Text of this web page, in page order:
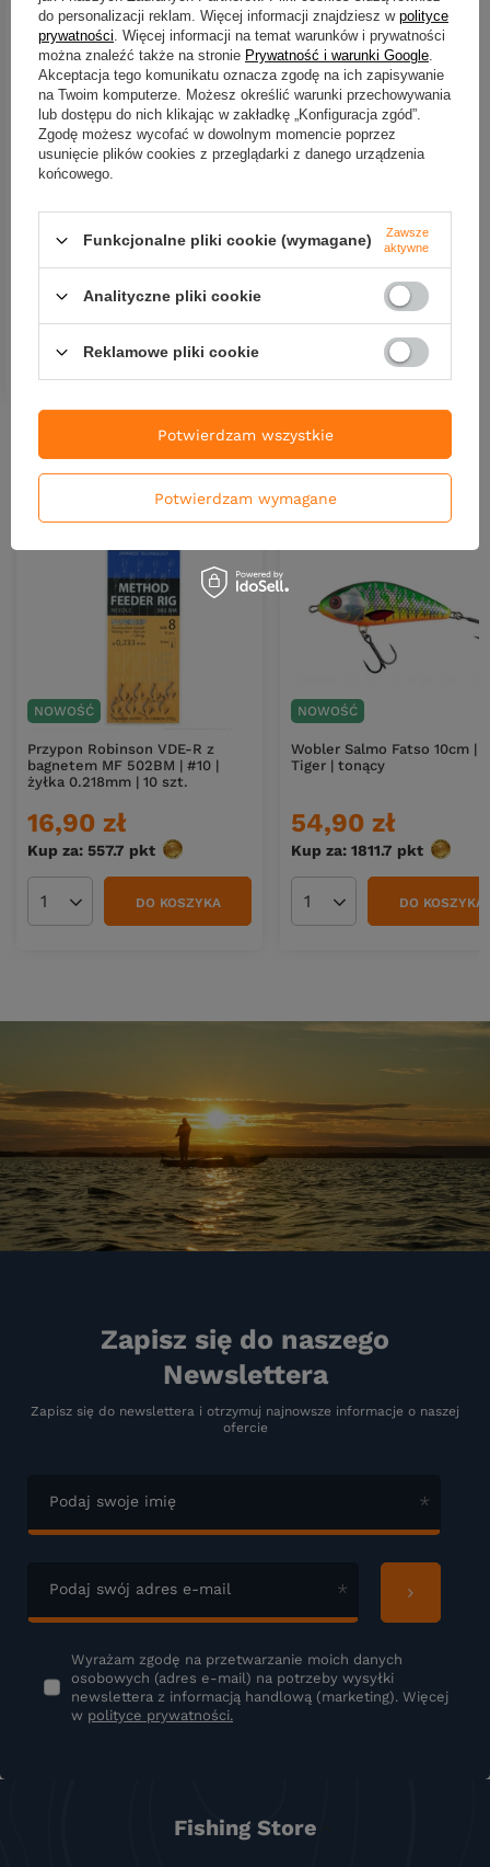
Wobler Hunter Fantom 7cm
| 15g | tonący | BLUE
31,66 zł
Kup za: 1044.78PKT punktów
Nowości
NOWOŚĆ
Przypon Robinson VDE-R z
bagnetem MF 502BM | #10 |
żyłka 0.218mm | 10 szt.
16,90 zł
Kup za: 557.7 pkt punktów
Ilość produktówDO KOSZYKA
NOWOŚĆ
Wobler Salmo Fatso 10cm |
Tiger | tonący
54,90 zł
Kup za: 1811.7 pkt
Ilość produktówDO KOSZYKA
Zapisz się do naszego
Newslettera
Zapisz się do newslettera i otrzymuj najnowsze informacje o naszej
ofercie
Podaj swoje imię
Podaj swój adres e-mail
Wyrażam zgodę na przetwarzanie moich danych
osobowych (adres e-mail) na potrzeby wysyłki
newslettera z informacją handlową (marketing). Więcej
w polityce prywatności.
Fishing Store
do personalizacji reklam. Więcej informacji znajdziesz w polityce
prywatności . Więcej informacji na temat warunków i prywatności
można znaleźć także na stronie Prywatność i warunki Google
Akceptacja tego komunikatu oznacza zgodę na ich zapisywanie
na Twoim komputerze. Możesz określić warunki przechowywania
lub dostępu do nich klikając w zakładkę „Konfiguracja zgód”.
Zgodę możesz wycofać w dowolnym momencie poprzez
usunięcie plików cookies z przeglądarki z danego urządzenia
końcowego.
Funkcjonalne pliki cookie (wymagane)
Zawsze
aktywne
Analityczne pliki cookie
Reklamowe pliki cookie
Potwierdzam wymagane
Potwierdzam wszystkie